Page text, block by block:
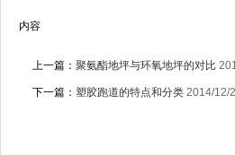
内容
上一篇： 聚氨酯地坪与环氧地坪的对比
下一篇： 塑胶跑道的特点和分类 2014/12/